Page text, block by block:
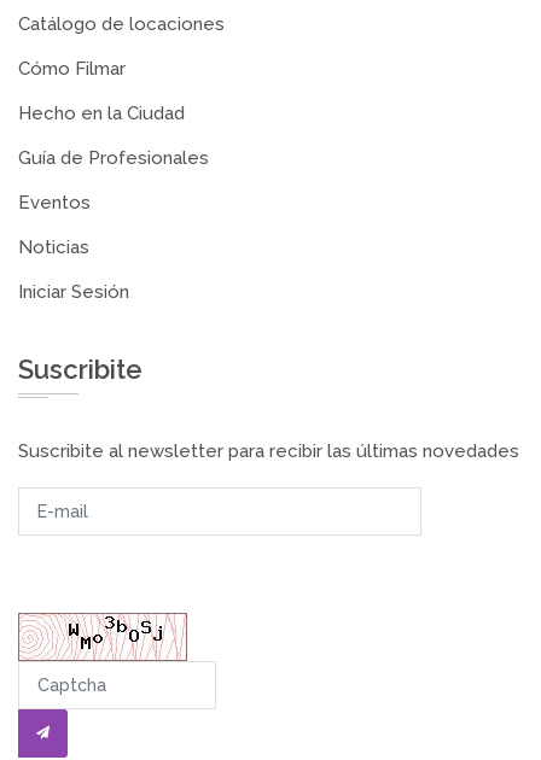
Catálogo de locaciones
Cómo Filmar
Hecho en la Ciudad
Guía de Profesionales
Eventos
Noticias
Iniciar Sesión
Suscribite
Suscribite al newsletter para recibir las últimas novedades